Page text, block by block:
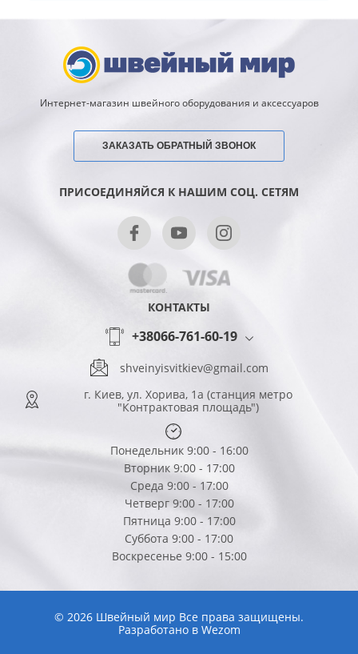
Интернет-магазин швейного оборудования и аксессуаров
ЗАКАЗАТЬ ОБРАТНЫЙ ЗВОНОК
ПРИСОЕДИНЯЙСЯ К НАШИМ СОЦ. СЕТЯМ
КОНТАКТЫ
+38066-761-60-19
shveinyisvitkiev@gmail.com
г. Киев, ул. Хорива, 1а (станция метро
"Контрактовая площадь")
Понедельник 9:00 - 16:00
Вторник 9:00 - 17:00
Среда 9:00 - 17:00
Четверг 9:00 - 17:00
Пятница 9:00 - 17:00
Суббота 9:00 - 17:00
Воскресенье 9:00 - 15:00
© 2026 Швейный мир Все права защищены.
Разработано в Wezom